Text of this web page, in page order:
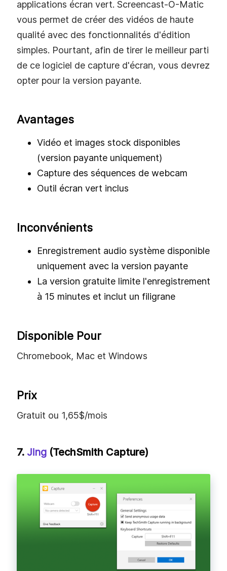
comme l'enregistrement de webcam et les
applications écran vert. Screencast-O-Matic
vous permet de créer des vidéos de haute
qualité avec des fonctionnalités d'édition
simples. Pourtant, afin de tirer le meilleur parti
Avantages
Vidéo et images stock disponibles
(version payante uniquement)
La version gratuite limite l'enregistrement
Disponible Pour
Chromebook, Mac et Windows